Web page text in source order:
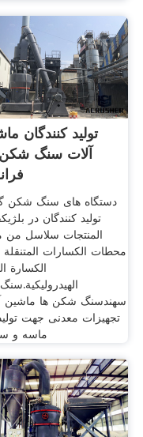
تولید کنندگان
آلات سنگ شکن
دستگاه های سنگ شکن
تولید کنندگان در
المنتجات سلاسل من
محطات الكسارات
الكسارة
سهندسنگ شکن ها ماشین
تجهیزات معدنی جهت
ماسه و